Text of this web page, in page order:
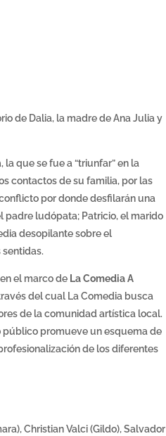
de Dalia, la madre de Ana Julia y
que se fue a “triunfar” en la
contactos de su familia, por las
por donde desfilarán una
padre ludópata; Patricio, el marido
desopilante sobre el
el marco de La Comedia A
del cual La Comedia busca
de la comunidad artística local.
público promueve un esquema de
de los diferentes
Christian Valci (Gildo), Salvador